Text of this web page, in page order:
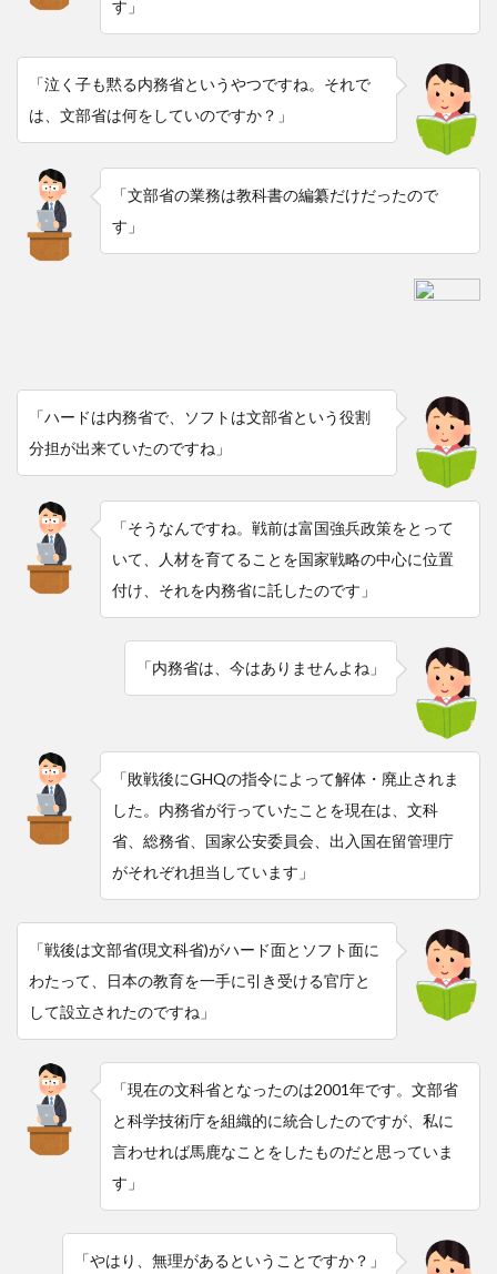
す」
「泣く子も黙る内務省というやつですね。それで
は、文部省は何をしていのですか？」
「文部省の業務は教科書の編纂だけだったので
す」
「ハードは内務省で、ソフトは文部省という役割
分担が出来ていたのですね」
「そうなんですね。戦前は富国強兵政策をとって
いて、人材を育てることを国家戦略の中心に位置
付け、それを内務省に託したのです」
「内務省は、今はありませんよね」
「敗戦後にGHQの指令によって解体・廃止されま
した。内務省が行っていたことを現在は、文科
省、総務省、国家公安委員会、出入国在留管理庁
がそれぞれ担当しています」
「戦後は文部省(現文科省)がハード面とソフト面に
わたって、日本の教育を一手に引き受ける官庁と
して設立されたのですね」
「現在の文科省となったのは2001年です。文部省
と科学技術庁を組織的に統合したのですが、私に
言わせれば馬鹿なことをしたものだと思っていま
す」
「やはり、無理があるということですか？」